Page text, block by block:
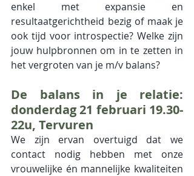
enkel met expansie en
resultaatgerichtheid bezig of maak je
ook tijd voor introspectie? Welke zijn
jouw hulpbronnen om in te zetten in
het vergroten van je m/v balans?
De balans in je relatie:
donderdag 21 februari 19.30-
22u, Tervuren
We zijn ervan overtuigd dat we
contact nodig hebben met onze
vrouwelijke én mannelijke kwaliteiten